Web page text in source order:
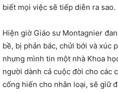
biết mọi việc sẽ tiếp diễn ra sao.
Hiện giờ Giáo sư Montagnier
bề, bị phản bác, chửi bới và xúc
nhưng mình tin một nhà Khoa
người dành cả cuộc đời cho các
cống hiến cho nhân loại, sẽ giữ